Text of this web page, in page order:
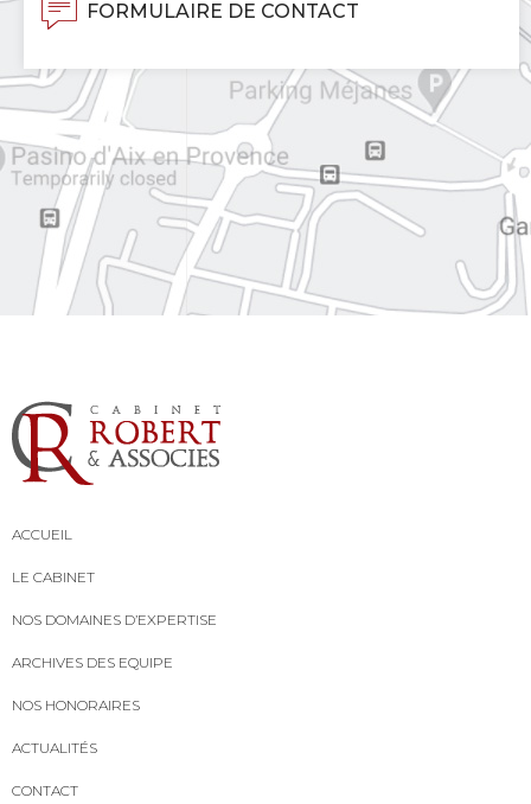
FORMULAIRE DE CONTACT
ACCUEIL
LE CABINET
NOS DOMAINES D’EXPERTISE
ARCHIVES DES EQUIPE
NOS HONORAIRES
ACTUALITÉS
CONTACT